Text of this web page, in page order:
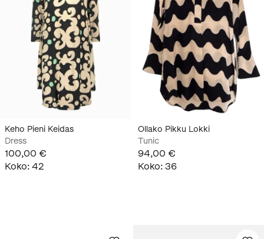
Keho Pieni Keidas
Dress
100,00 €
Koko: 42
Ollako Pikku Lokki
Tunic
94,00 €
Koko: 36